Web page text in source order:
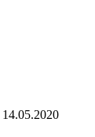
14.05.2020